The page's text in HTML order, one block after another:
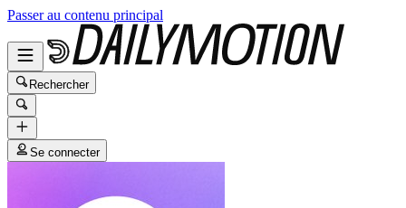
Passer au contenu principal
Rechercher
Se connecter